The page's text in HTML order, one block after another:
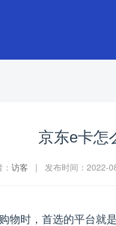
京东e卡怎
访客 | 发布时间：2022-
物时，首选的平台就